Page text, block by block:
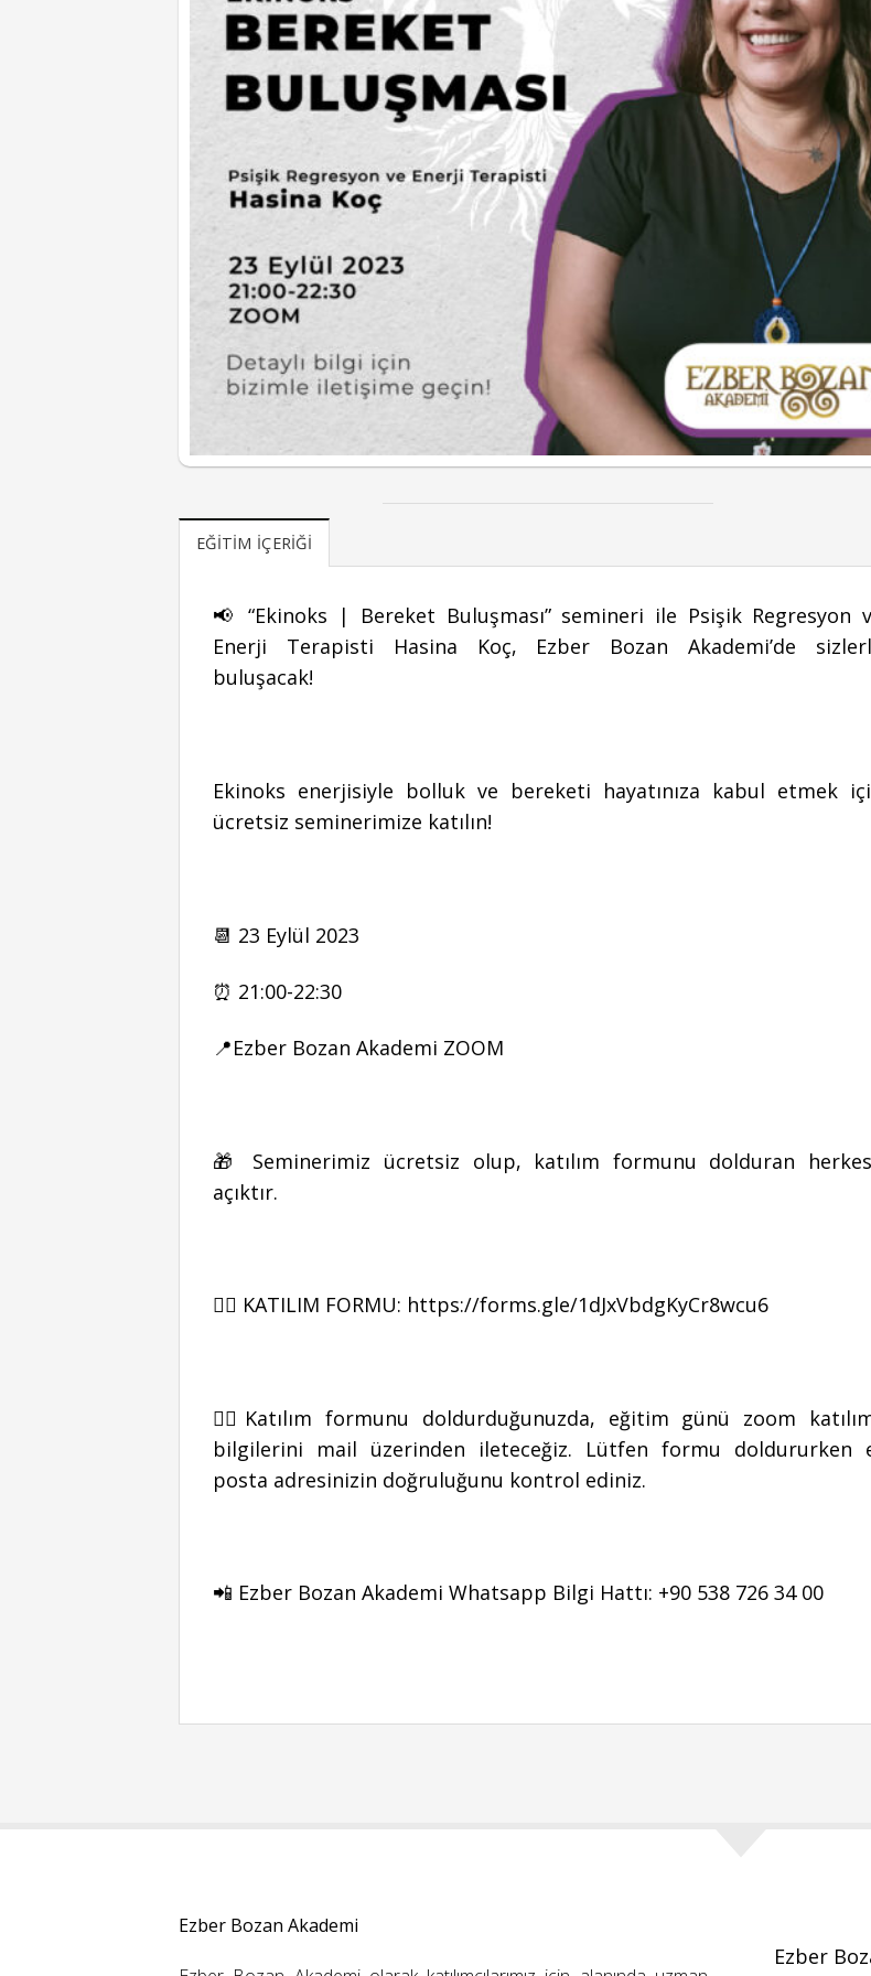
EĞITIM İÇERIĞI
📢 “Ekinoks | Bereket Buluşması” semineri ile Psişik Regresyon
Enerji Terapisti Hasina Koç, Ezber Bozan Akademi’de
buluşacak!
Ekinoks enerjisiyle bolluk ve bereketi hayatınıza kabul etmek
ücretsiz seminerimize katılın!
📆 23 Eylül 2023
⏰ 21:00-22:30
📍Ezber Bozan Akademi ZOOM
🎁 Seminerimiz ücretsiz olup, katılım formunu dolduran
açıktır.
👉🏻 KATILIM FORMU: https://forms.gle/1dJxVbdgKyCr8wcu6
👉🏻Katılım formunu doldurduğunuzda, eğitim günü zoom
bilgilerini mail üzerinden ileteceğiz. Lütfen formu doldururken
posta adresinizin doğruluğunu kontrol ediniz.
📲 Ezber Bozan Akademi Whatsapp Bilgi Hattı: +90 538 726 34 00
Ezber Bozan Akademi
Ezber